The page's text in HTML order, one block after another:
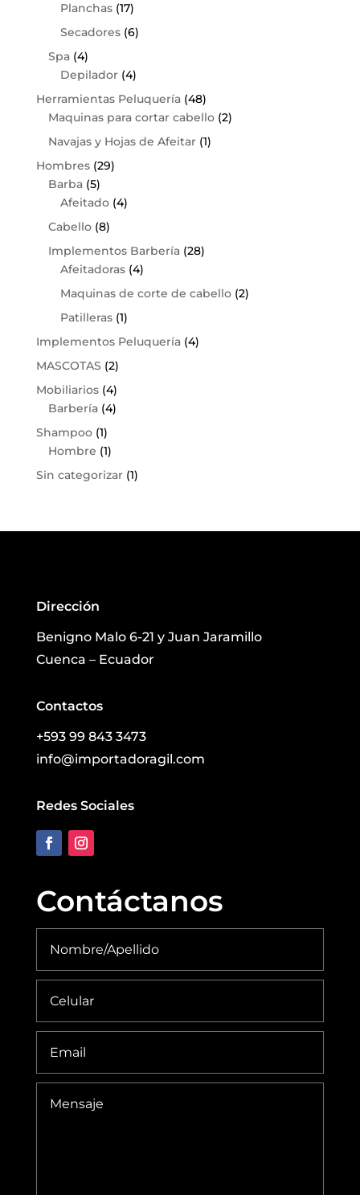
Planchas (17)
Secadores (6)
Spa (4)
Depilador (4)
Herramientas Peluquería (48)
Maquinas para cortar cabello (2)
Navajas y Hojas de Afeitar (1)
Hombres (29)
Barba (5)
Afeitado (4)
Cabello (8)
Implementos Barbería (28)
Afeitadoras (4)
Maquinas de corte de cabello (2)
Patilleras (1)
Implementos Peluquería (4)
MASCOTAS (2)
Mobiliarios (4)
Barbería (4)
Shampoo (1)
Hombre (1)
Sin categorizar (1)
Dirección
Benigno Malo 6-21 y Juan Jaramillo
Cuenca – Ecuador
Contactos
+593 99 843 3473
info@importadoragil.com
Redes Sociales
Contáctanos